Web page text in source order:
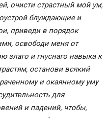
Матери
Филарета
помощи и
Божьей Матери
Богородице
Матери
очисти страстный мой ум,
блуждающие и
приведи в порядок
освободи меня от
злаго и гнуснаго навыка к
останови всякий
и окаянному уму
для
и падений, чтобы,